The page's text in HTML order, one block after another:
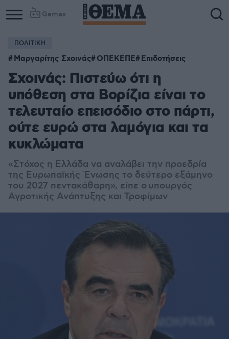
Games
ΠΟΛΙΤΙΚΗ
Μαργαρίτης Σχοινάς ΟΠΕΚΕΠΕ Επιδοτήσεις
Σχοινάς: Πιστεύω ότι η
υπόθεση στα Βορίζια είναι το
τελευταίο επεισόδιο στο πάρτι,
ούτε ευρώ στα λαμόγια και τα
κυκλώματα
«Στόχος η Ελλάδα να αναλάβει την προεδρία
της Ευρωπαϊκής Ένωσης το δεύτερο εξάμηνο
του 2027 πεντακάθαρη», είπε ο υπουργός
Αγροτικής Ανάπτυξης και Τροφίμων